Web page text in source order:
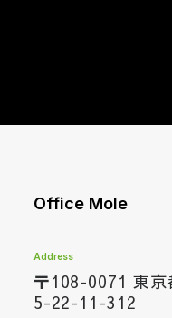
Office Mole
Address
〒108-0071 東京
5-22-11-312